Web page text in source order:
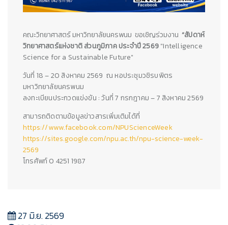
คณะวิทยาศาสตร์ มหาวิทยาลัยนครพนม ขอเชิญร่วมงาน “สัปดาห์
วิทยาศาสตร์แห่งชาติ ส่วนภูมิภาค ประจำปี 2569"Intelligence
Science for a Sustainable Future"
วันที่ 18 – 20 สิงหาคม 2569 ณ หอประชุมวชิรบพิตร
มหาวิทยาลัยนครพนม
ลงทะเบียนประกวดแข่งขัน : วันที่ 7 กรกฎาคม – 7 สิงหาคม 2569
สามารถติดตามข้อมูลข่าวสารเพิ่มเติมได้ที่
https://www.facebook.com/NPUScienceWeek
https://sites.google.com/npu.ac.th/npu-science-week-
2569
โทรศัพท์ 0 4251 1987
27 มิ.ย. 2569